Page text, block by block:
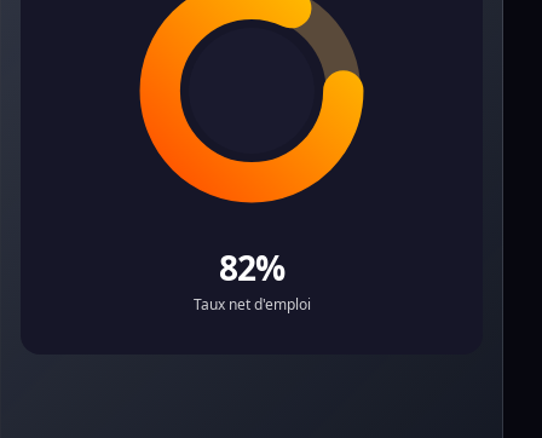
82%
Taux net d'emploi